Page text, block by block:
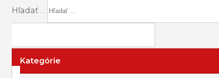
Hľadať …
Kategórie